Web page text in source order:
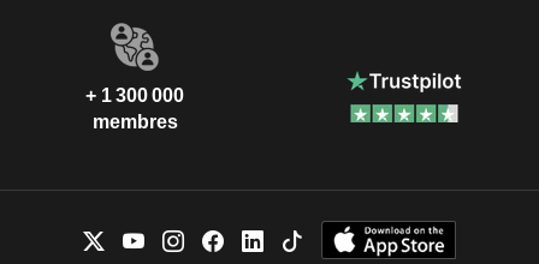
+ 1 300 000
membres